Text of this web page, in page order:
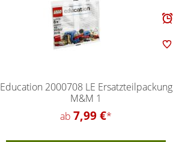
Education 2000708 LE Ersatzteilpackung
M&M 1
ab 7,99 €*